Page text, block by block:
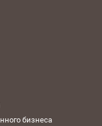
бизнеса